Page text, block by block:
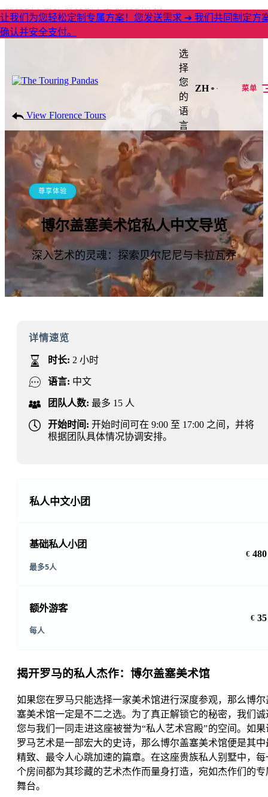
跳转到主导航 跳转到内容 跳转到注脚
让我们为您轻松定制专属方案！您发送需求 ➔ 我们共同制定方
确认并安全支付。
选
择
您
的
语
言
ZH
View Florence Tours
菜单
尊享体验
博尔盖塞美术馆私人中文导览
深入艺术的灵魂：探索贝尔尼尼与卡拉瓦乔
详情速览
时长: 2 小时
语言: 中文
团队人数: 最多 15 人
开始时间: 开始时间可在 9:00 至 17:00 之间，并将
根据团队具体情况协调安排。
私人中文小团
基础私人小团
最多5人
€ 480
额外游客
每人
€ 35
揭开罗马的私人杰作：博尔盖塞美术馆
如果您在罗马只能选择一家美术馆进行深度参观，那么博尔
塞美术馆一定是不二之选。为了真正解锁它的秘密，我们诚
您与我们一同走进这座被誉为“私人艺术宫殿”的空间。如果
罗马艺术是一部宏大的史诗，那么博尔盖塞美术馆便是其中
精致、最令人心跳加速的篇章。在这座贵族私人别墅中，每
个房间都为其珍藏的艺术杰作而量身打造，宛如杰作们的专
舞台。